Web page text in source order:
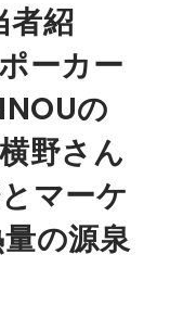
者紹
ーカー
の
野さん
マーケ
の源泉